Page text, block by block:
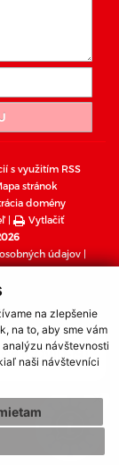
na zlepšenie
na to, aby sme vám
návštevnosti
naši návštevníci
s využitím RSS
stránok
domény
|
Vytlačiť
údajov |
(COVID-19)